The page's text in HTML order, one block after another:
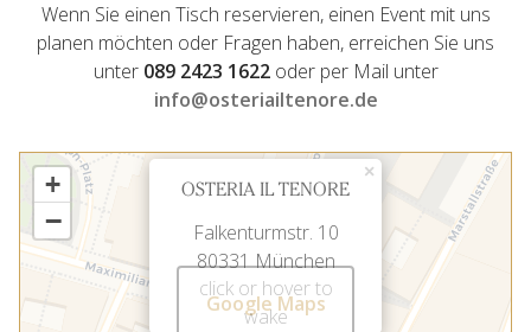
Wenn Sie einen Tisch reservieren, einen Event mit uns
planen möchten oder Fragen haben, erreichen Sie uns
unter 089 2423 1622oder per Mail unter
info@osteriailtenore.de
OSTERIA IL TENORE
Falkenturmstr. 10
80331 München
Google Maps
×
+
−
click or hover to
wake